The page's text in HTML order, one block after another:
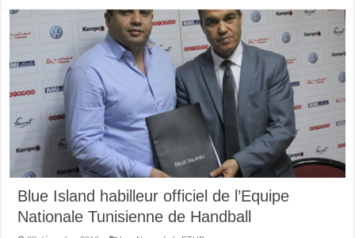
Blue Island habilleur officiel de l’Equipe
Nationale Tunisienne de Handball